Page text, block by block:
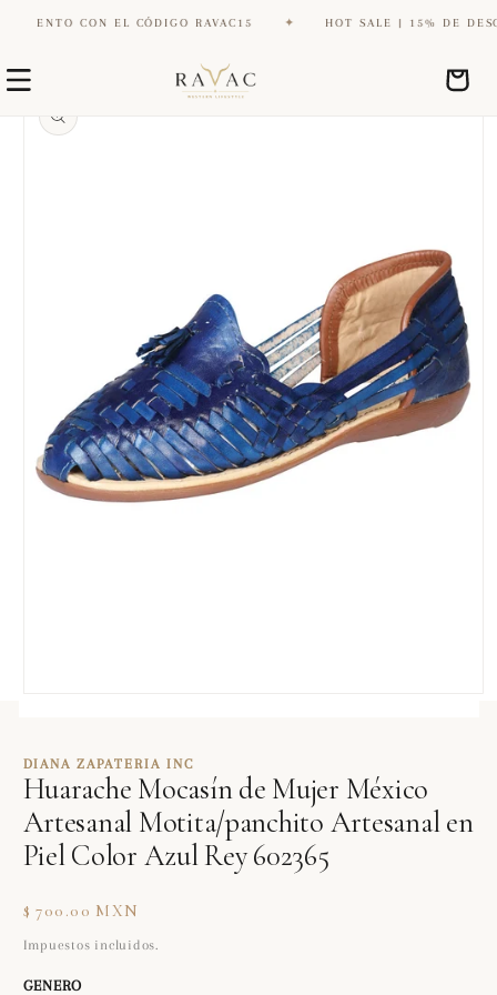
directamente
al contenido
CON EL CÓDIGO RAVAC15 HOT SALE | 15% DE
Carrito
directamente
información
en
una
ventana
modal
DIANA ZAPATERIA INC
Huarache Mocasín de Mujer México
Artesanal Motita/panchito Artesanal en
Piel Color Azul Rey 602365
Precio
habitual
$ 700.00 MXN
Impuestos incluidos.
GENERO